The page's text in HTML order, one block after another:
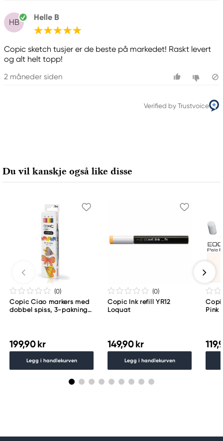
HB
Helle B
Copic sketch tusjer er de beste på markedet! Raskt levert
og alt helt topp!
2 måneder siden
Verified by Trustvoice
Du vil kanskje også like disse
(0)
Copic Ciao markers med
dobbel spiss, 3-pakning
199,90 kr
Legg i handlekurven
(0)
Copic Ink refill YR12
Loquat
149,90 kr
Legg i handlekurven
Pink